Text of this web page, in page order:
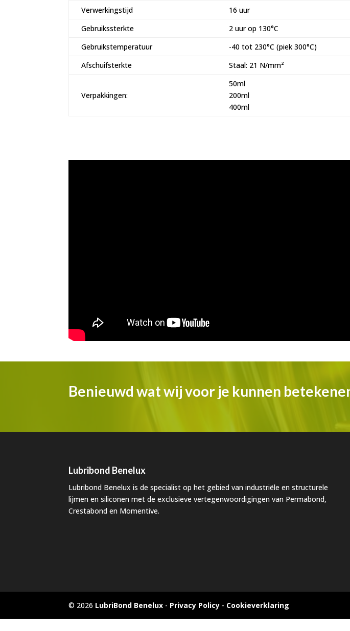
Verwerkingstijd
16 uur
Gebruikssterkte
2 uur op 130°C
Gebruikstemperatuur
-40 tot 230°C (piek 300°C)
Afschuifsterkte
Staal: 21 N/mm²
Verpakkingen:
50ml
200ml
400ml
Benieuwd wat wij voor je kunnen
Lubribond Benelux
Lubribond Benelux is de specialist op het gebied van industriële en structurele
lijmen en siliconen met de exclusieve vertegenwoordigingen van Permabond,
Crestabond en Momentive.
© 2026 LubriBond Benelux - Privacy Policy - Cookieverklaring